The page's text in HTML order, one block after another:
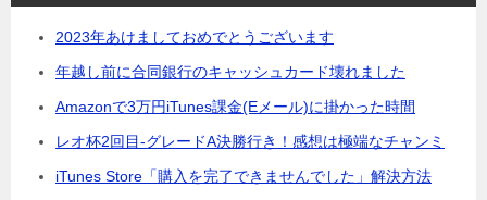
2023年あけましておめでとうございます
年越し前に合同銀行のキャッシュカード壊れました
Amazonで3万円iTunes課金(Eメール)に掛かった時間
レオ杯2回目-グレードA決勝行き！感想は極端なチャンミ
iTunes Store「購入を完了できませんでした」解決方法